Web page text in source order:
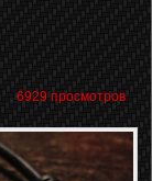
6929 просмотров